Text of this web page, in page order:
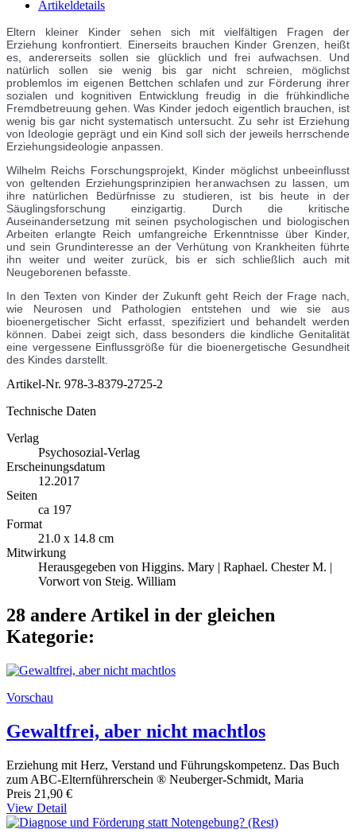
Artikeldetails
Eltern kleiner Kinder sehen sich mit vielfältigen Fragen der
Erziehung konfrontiert. Einerseits brauchen Kinder Grenzen, heißt
es, andererseits sollen sie glücklich und frei aufwachsen. Und
natürlich sollen sie wenig bis gar nicht schreien, möglichst
problemlos im eigenen Bettchen schlafen und zur Förderung ihrer
sozialen und kognitiven Entwicklung freudig in die frühkindliche
Fremdbetreuung gehen. Was Kinder jedoch eigentlich brauchen, ist
wenig bis gar nicht systematisch untersucht. Zu sehr ist Erziehung
von Ideologie geprägt und ein Kind soll sich der jeweils herrschende
Erziehungsideologie anpassen.
Wilhelm Reichs Forschungsprojekt, Kinder möglichst unbeeinflusst
von geltenden Erziehungsprinzipien heranwachsen zu lassen, um
ihre natürlichen Bedürfnisse zu studieren, ist bis heute in der
Säuglingsforschung einzigartig. Durch die kritische
Auseinandersetzung mit seinen psychologischen und biologischen
Arbeiten erlangte Reich umfangreiche Erkenntnisse über Kinder,
und sein Grundinteresse an der Verhütung von Krankheiten führte
ihn weiter und weiter zurück, bis er sich schließlich auch mit
Neugeborenen befasste.
In den Texten von Kinder der Zukunft geht Reich der Frage nach,
wie Neurosen und Pathologien entstehen und wie sie aus
bioenergetischer Sicht erfasst, spezifiziert und behandelt werden
können. Dabei zeigt sich, dass besonders die kindliche Genitalität
eine vergessene Einflussgröße für die bioenergetische Gesundheit
des Kindes darstellt.
Artikel-Nr. 978-3-8379-2725-2
Technische Daten
Verlag
Psychosozial-Verlag
Erscheinungsdatum
12.2017
Seiten
ca 197
Format
21.0 x 14.8 cm
Mitwirkung
Herausgegeben von Higgins. Mary | Raphael. Chester M. |
Vorwort von Steig. William
28 andere Artikel in der gleichen
Kategorie:
Vorschau
Gewaltfrei, aber nicht machtlos
Erziehung mit Herz, Verstand und Führungskompetenz. Das Buch
zum ABC-Elternführerschein ® Neuberger-Schmidt, Maria
Preis 21,90 €
View Detail